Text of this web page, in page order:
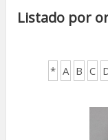
Listado por
* A B C